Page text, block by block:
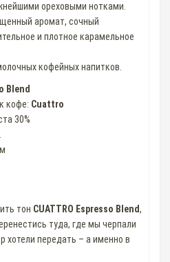
ореховыми нотками.
аромат, сочный
и плотное карамельное
кофейных напитков.
Blend
кофе: Cuattro
30%
тон CUATTRO Espresso Blend,
туда, где мы черпали
хотели передать – а именно в